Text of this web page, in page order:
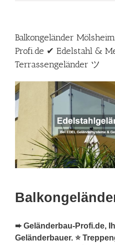
Balkongeländer
Profi.de ✔ Edelstahl &
Terrassengeländer ツ
➨ Geländerbau-Profi.de,
Geländerbauer. ⭐